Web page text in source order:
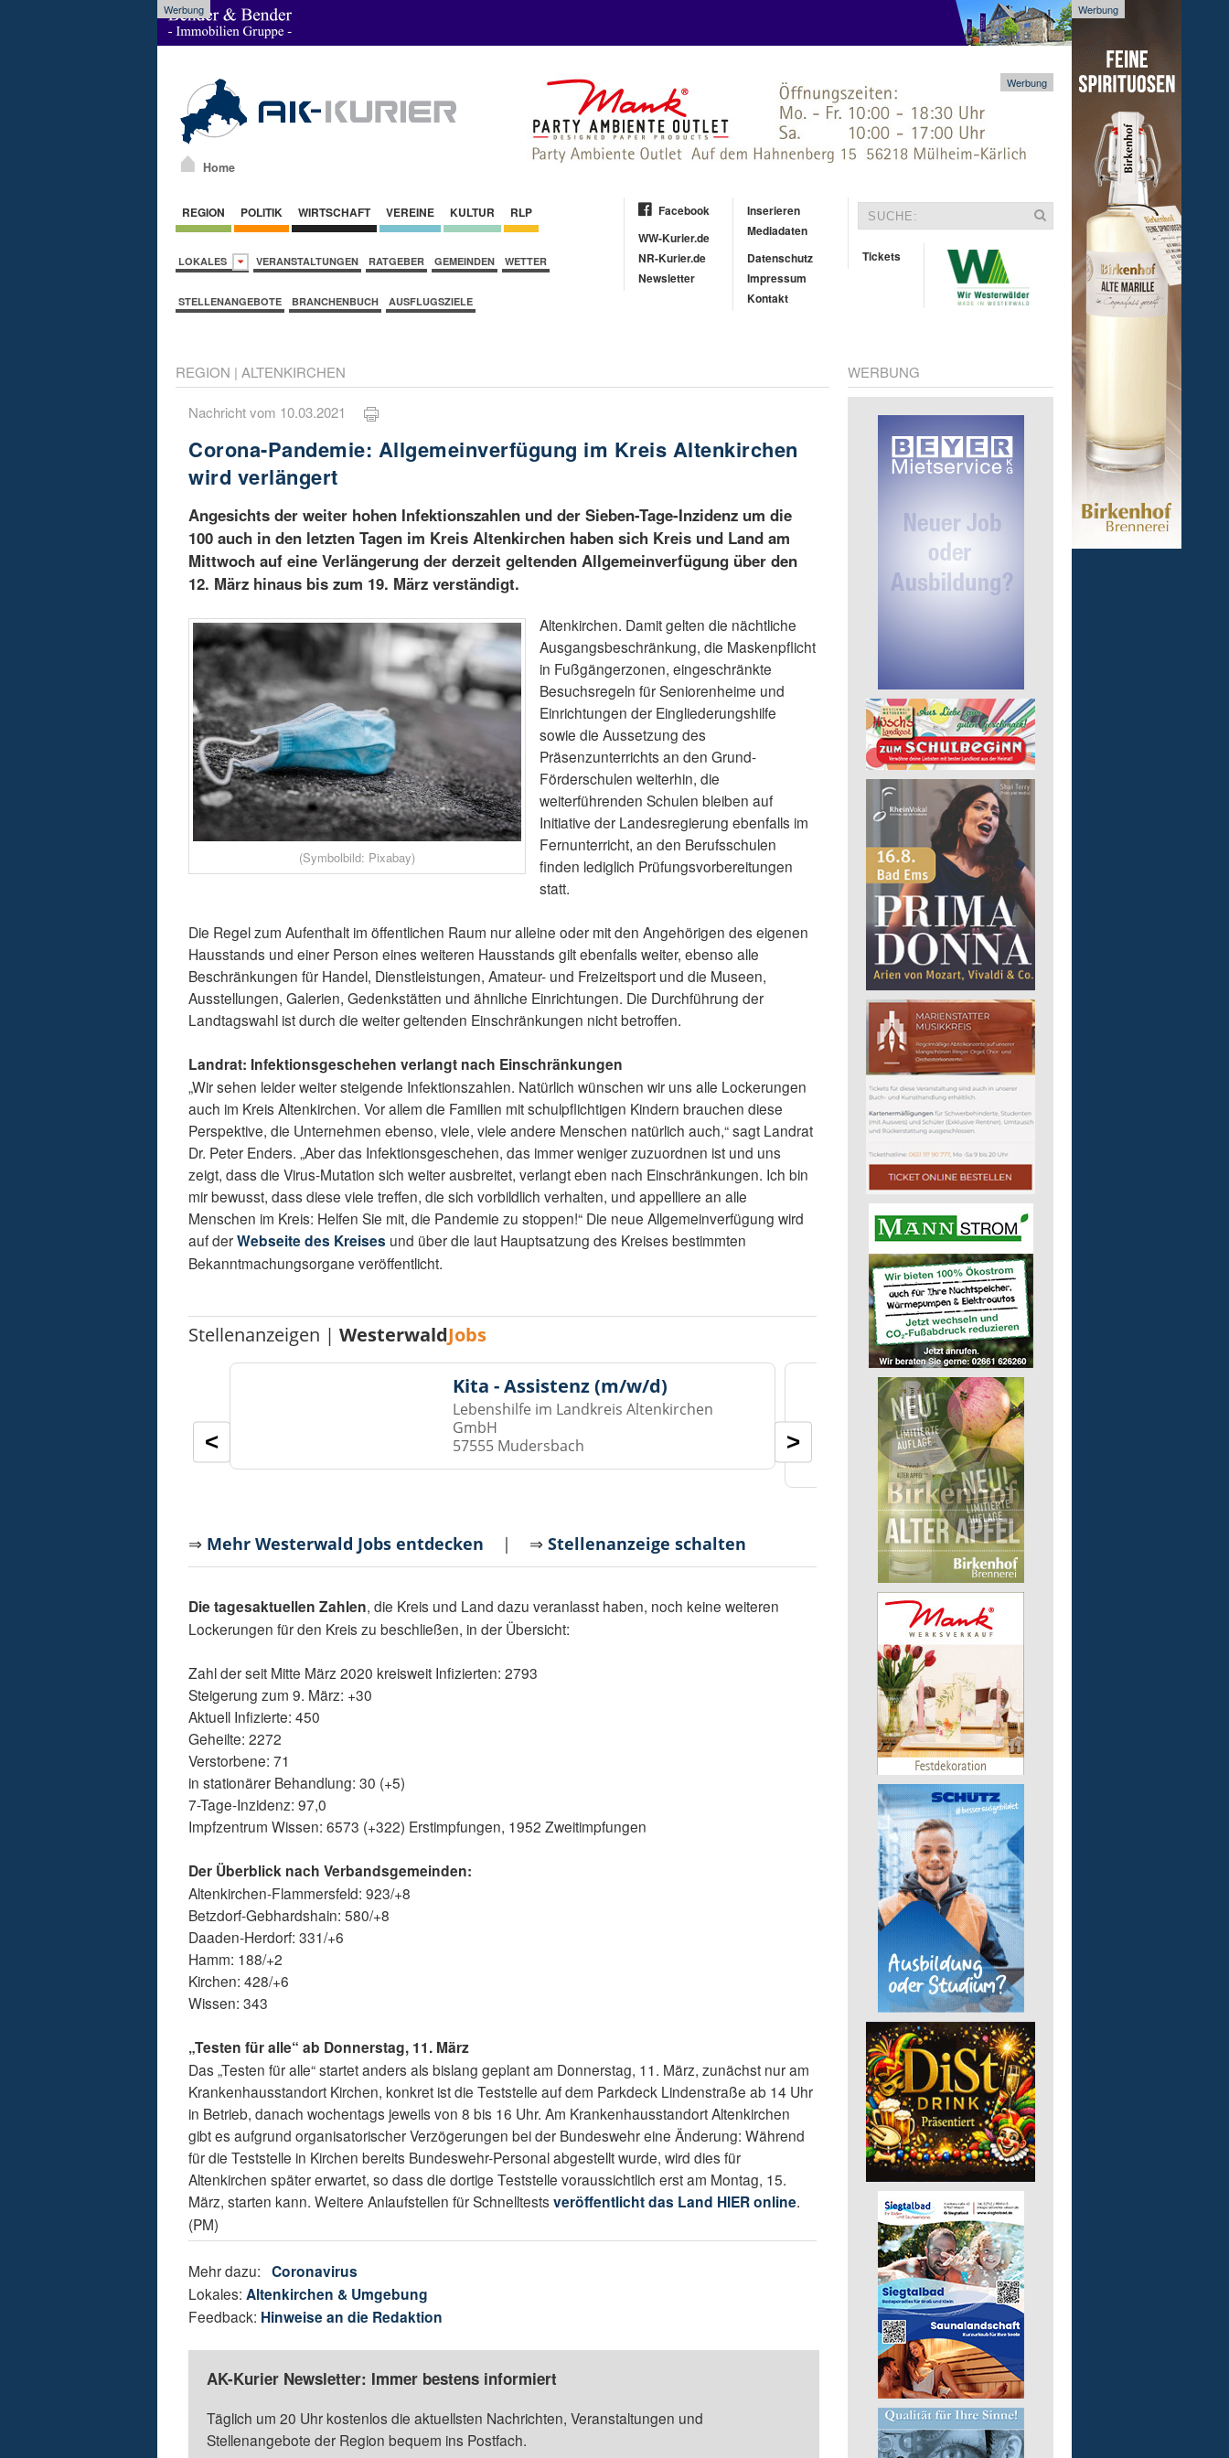
Werbung Werbung
Home
Werbung
REGION POLITIK WIRTSCHAFT VEREINE KULTUR RLP
LOKALES VERANSTALTUNGEN RATGEBER GEMEINDEN WETTER
STELLENANGEBOTE BRANCHENBUCH AUSFLUGSZIELE
Facebook
WW-Kurier.de
NR-Kurier.de
Newsletter
Inserieren
Mediadaten
Datenschutz
Impressum
Kontakt
Tickets
REGION | ALTENKIRCHEN
Nachricht vom 10.03.2021
Corona-Pandemie: Allgemeinverfügung im Kreis Altenkirchen
wird verlängert
Angesichts der weiter hohen Infektionszahlen und der Sieben-Tage-Inzidenz um die
100 auch in den letzten Tagen im Kreis Altenkirchen haben sich Kreis und Land am
Mittwoch auf eine Verlängerung der derzeit geltenden Allgemeinverfügung über den
12. März hinaus bis zum 19. März verständigt.
(Symbolbild: Pixabay)
Altenkirchen. Damit gelten die nächtliche
Ausgangsbeschränkung, die Maskenpflicht
in Fußgängerzonen, eingeschränkte
Besuchsregeln für Seniorenheime und
Einrichtungen der Eingliederungshilfe
sowie die Aussetzung des
Präsenzunterrichts an den Grund-
Förderschulen weiterhin, die
weiterführenden Schulen bleiben auf
Initiative der Landesregierung ebenfalls im
Fernunterricht, an den Berufsschulen
finden lediglich Prüfungsvorbereitungen
statt.
Die Regel zum Aufenthalt im öffentlichen Raum nur alleine oder mit den Angehörigen des eigenen
Hausstands und einer Person eines weiteren Hausstands gilt ebenfalls weiter, ebenso alle
Beschränkungen für Handel, Dienstleistungen, Amateur- und Freizeitsport und die Museen,
Ausstellungen, Galerien, Gedenkstätten und ähnliche Einrichtungen. Die Durchführung der
Landtagswahl ist durch die weiter geltenden Einschränkungen nicht betroffen.
Landrat: Infektionsgeschehen verlangt nach Einschränkungen
„Wir sehen leider weiter steigende Infektionszahlen. Natürlich wünschen wir uns alle Lockerungen
auch im Kreis Altenkirchen. Vor allem die Familien mit schulpflichtigen Kindern brauchen diese
Perspektive, die Unternehmen ebenso, viele, viele andere Menschen natürlich auch,“ sagt Landrat
Dr. Peter Enders. „Aber das Infektionsgeschehen, das immer weniger zuzuordnen ist und uns
zeigt, dass die Virus-Mutation sich weiter ausbreitet, verlangt eben nach Einschränkungen. Ich bin
mir bewusst, dass diese viele treffen, die sich vorbildlich verhalten, und appelliere an alle
Menschen im Kreis: Helfen Sie mit, die Pandemie zu stoppen!“ Die neue Allgemeinverfügung wird
auf derWebseite des Kreises und über die laut Hauptsatzung des Kreises bestimmten
Bekanntmachungsorgane veröffentlicht.
Stellenanzeigen |WesterwaldJobs
Kita - Assistenz (m/w/d)
Lebenshilfe im Landkreis Altenkirchen
GmbH
57555 Mudersbach
Gruppenleitung (m/w/
Werkstatt
Lebenshilfe im Landkreis
GmbH
57632 Flammersfeld
< >
⇒ Mehr Westerwald Jobs entdecken | ⇒Stellenanzeige schalten
Die tagesaktuellen Zahlen, die Kreis und Land dazu veranlasst haben, noch keine weiteren
Lockerungen für den Kreis zu beschließen, in der Übersicht:
Zahl der seit Mitte März 2020 kreisweit Infizierten: 2793
Steigerung zum 9. März: +30
Aktuell Infizierte: 450
Geheilte: 2272
Verstorbene: 71
in stationärer Behandlung: 30 (+5)
7-Tage-Inzidenz: 97,0
Impfzentrum Wissen: 6573 (+322) Erstimpfungen, 1952 Zweitimpfungen
Der Überblick nach Verbandsgemeinden:
Altenkirchen-Flammersfeld: 923/+8
Betzdorf-Gebhardshain: 580/+8
Daaden-Herdorf: 331/+6
Hamm: 188/+2
Kirchen: 428/+6
Wissen: 343
„Testen für alle“ ab Donnerstag, 11. März
Das „Testen für alle“ startet anders als bislang geplant am Donnerstag, 11. März, zunächst nur am
Krankenhausstandort Kirchen, konkret ist die Teststelle auf dem Parkdeck Lindenstraße ab 14 Uhr
in Betrieb, danach wochentags jeweils von 8 bis 16 Uhr. Am Krankenhausstandort Altenkirchen
gibt es aufgrund organisatorischer Verzögerungen bei der Bundeswehr eine Änderung: Während
für die Teststelle in Kirchen bereits Bundeswehr-Personal abgestellt wurde, wird dies für
Altenkirchen später erwartet, so dass die dortige Teststelle voraussichtlich erst am Montag, 15.
März, starten kann. Weitere Anlaufstellen für Schnelltestsveröffentlicht das Land HIER online.
(PM)
Mehr dazu:Coronavirus
Lokales:Altenkirchen & Umgebung
Feedback: Hinweise an die Redaktion
AK-Kurier Newsletter: Immer bestens informiert
Täglich um 20 Uhr kostenlos die aktuellsten Nachrichten, Veranstaltungen und
Stellenangebote der Region bequem ins Postfach.
WERBUNG